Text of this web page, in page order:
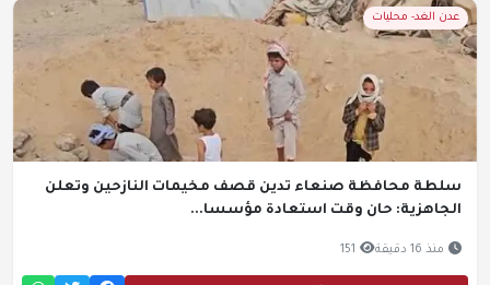
عدن الغد- محليات
سلطة محافظة صنعاء تدين قصف مخيمات النازحين وتعلن
الجاهزية: حان وقت استعادة مؤسسا...
منذ 16 دقيقة 151